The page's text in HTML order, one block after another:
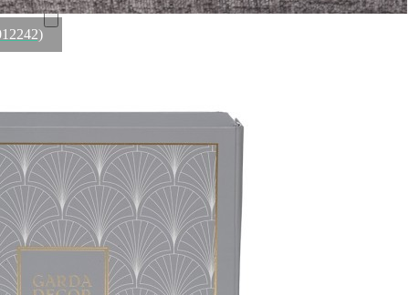
Ложка чайная BA.11, нержавеющая сталь 18/10, chrom,
CUTIPOL
Быстрый просмотр
3 700₽